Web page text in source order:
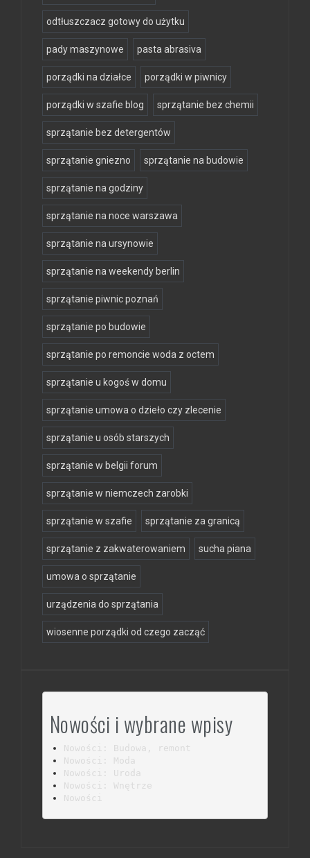
odtłuszczacz gotowy do użytku
pady maszynowe pasta abrasiva
porządki na działce porządki w piwnicy
porządki w szafie blog sprzątanie bez chemii
sprzątanie bez detergentów
sprzątanie gniezno sprzątanie na budowie
sprzątanie na godziny
sprzątanie na noce warszawa
sprzątanie na ursynowie
sprzątanie na weekendy berlin
sprzątanie piwnic poznań
sprzątanie po budowie
sprzątanie po remoncie woda z octem
sprzątanie u kogoś w domu
sprzątanie umowa o dzieło czy zlecenie
sprzątanie u osób starszych
sprzątanie w belgii forum
sprzątanie w niemczech zarobki
sprzątanie w szafie sprzątanie za granicą
sprzątanie z zakwaterowaniem sucha piana
umowa o sprzątanie
urządzenia do sprzątania
wiosenne porządki od czego zacząć
Nowości i wybrane wpisy
Nowości: Budowa, remont
Nowości: Moda
Nowości: Uroda
Nowości: Wnętrze
Nowości